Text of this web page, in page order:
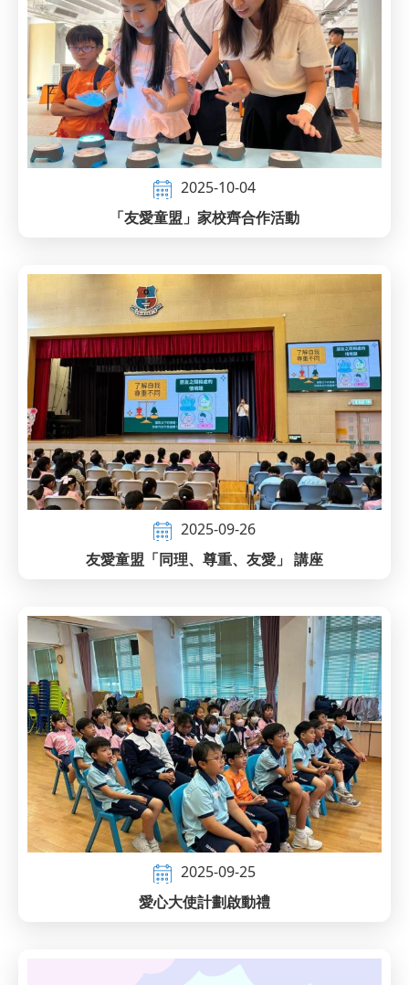
2025-10-04
「友愛童盟」家校齊合作活動
2025-09-26
友愛童盟「同理、尊重、友愛」 講座
2025-09-25
愛心大使計劃啟動禮